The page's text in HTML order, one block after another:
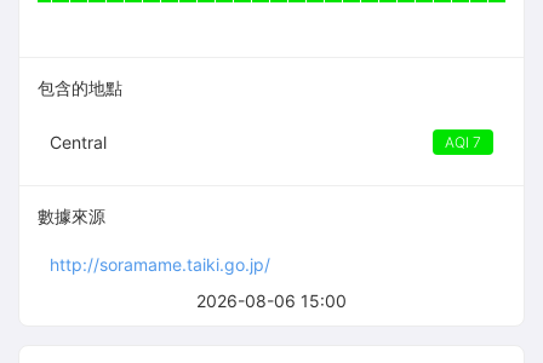
2026-08-06 15:00
包含的地點
Central AQI 7
數據來源
http://soramame.taiki.go.jp/